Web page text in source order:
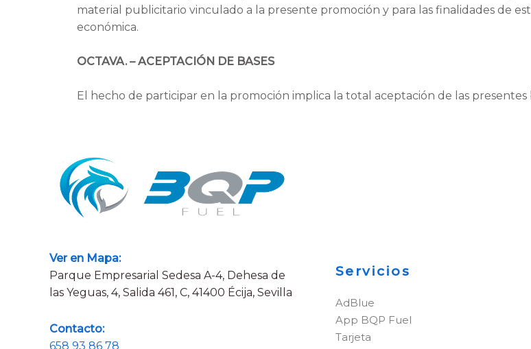
material publicitario vinculado a la presente promoción y para las finalidades de
económica.
OCTAVA. – ACEPTACIÓN DE BASES
El hecho de participar en la promoción implica la total aceptación de las presentes
Ver en Mapa:
Parque Empresarial Sedesa A-4, Dehesa de
las Yeguas, 4, Salida 461, C, 41400 Écija, Sevilla
Contacto:
658 93 86 78
Servicios
AdBlue
App BQP Fuel
Tarjeta